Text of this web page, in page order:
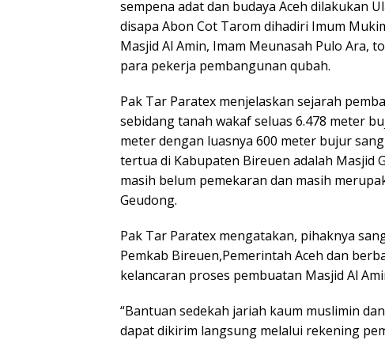
sempena adat dan budaya Aceh dilakukan
disapa Abon Cot Tarom dihadiri Imum
Masjid Al Amin, Imam Meunasah Pulo Ara,
para pekerja pembangunan qubah.
Pak Tar Paratex menjelaskan sejarah
sebidang tanah wakaf seluas 6.478 meter
meter dengan luasnya 600 meter bujur
tertua di Kabupaten Bireuen adalah Masjid
masih belum pemekaran dan masih
Geudong.
Pak Tar Paratex mengatakan, pihaknya
Pemkab Bireuen,Pemerintah Aceh dan
kelancaran proses pembuatan Masjid Al
“Bantuan sedekah jariah kaum muslimin
dapat dikirim langsung melalui rekening